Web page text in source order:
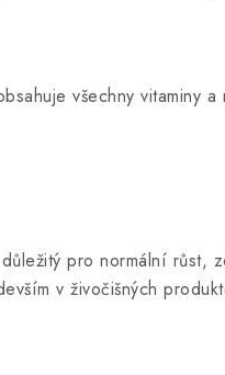
všechny vitaminy
pro normální růst,
v živočišných